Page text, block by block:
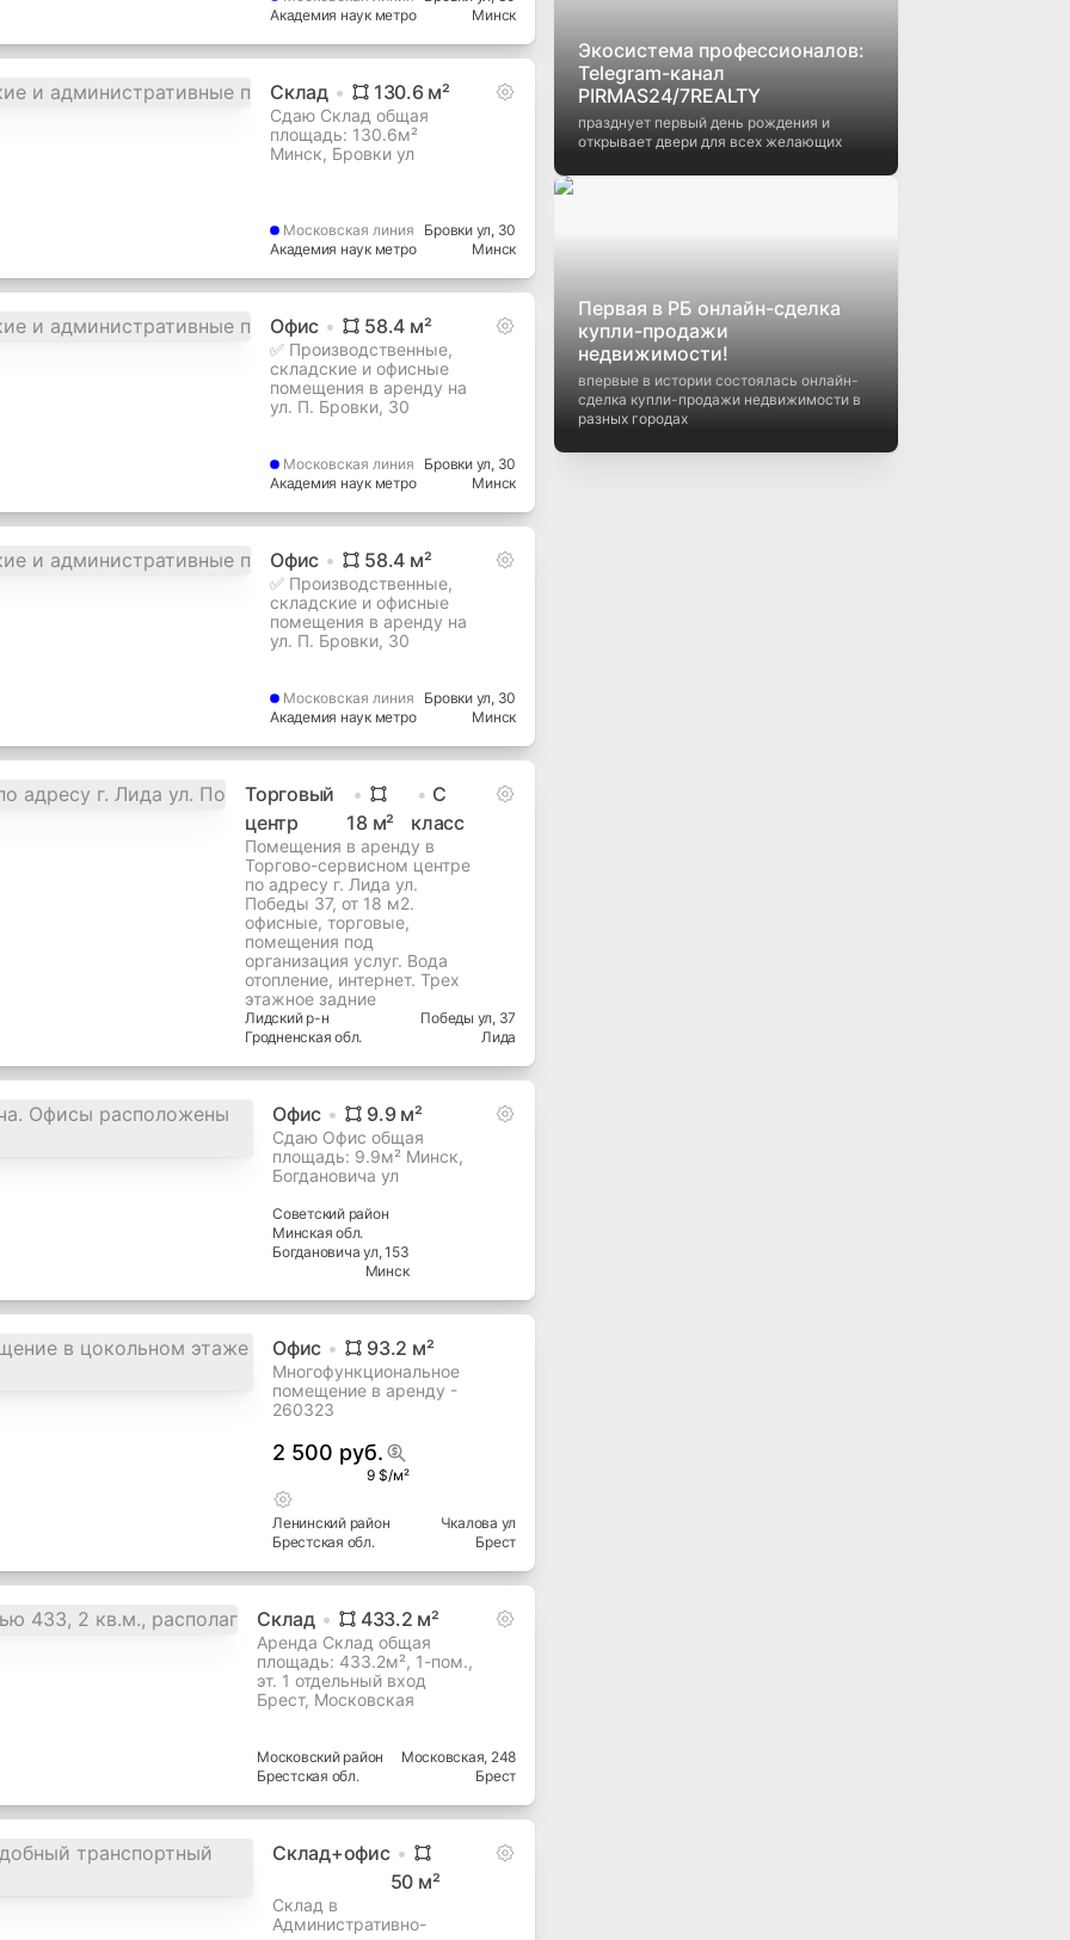
Академия наук метро
Минск
Склад 130.6м²
Сдаю Склад общая
площадь: 130.6м²
Минск, Бровки ул
Московская линия
Академия наук метро
Бровки ул, 30
Минск
Офис 58.4 м²
✅ Производственные,
складские и офисные
помещения в аренду на
ул. П. Бровки, 30
Московская линия
Академия наук метро
Бровки ул, 30
Минск
Офис 58.4 м²
✅ Производственные,
складские и офисные
помещения в аренду на
ул. П. Бровки, 30
Московская линия
Академия наук метро
Бровки ул, 30
Минск
Торговый
центр
18 м²
C
класс
Помещения в аренду в
Торгово-сервисном центре
по адресу г. Лида ул.
Победы 37, от 18 м2.
офисные, торговые,
помещения под
организация услуг. Вода
отопление, интернет. Трех
этажное задние
Лидскийр-н
Гродненская обл.
Победы ул, 37
Лида
Офис 9.9м²
Сдаю Офис общая
площадь: 9.9м² Минск,
Богдановича ул
Советский район
Минская обл.
Богдановича ул, 153
Минск
Офис 93.2 м²
Многофункциональное
помещение в аренду -
260323
2 500 руб.
9 $/м²
Ленинскийрайон
Брестская обл.
Чкалова ул
Брест
Склад 433.2 м²
Аренда Склад общая
площадь: 433.2м², 1-пом.,
эт. 1 отдельный вход
Брест, Московская
Московскийрайон
Брестская обл.
Московская, 248
Брест
Склад+офис
50 м²
Склад в
Административно-
Экосистема профессионалов:
Telegram-канал
PIRMAS24/7REALTY
празднует первый день рождения и
открывает двери для всех желающих
Первая в РБ онлайн-сделка
купли-продажи
недвижимости!
впервые в истории состоялась онлайн-
сделка купли-продажи недвижимости в
разных городах